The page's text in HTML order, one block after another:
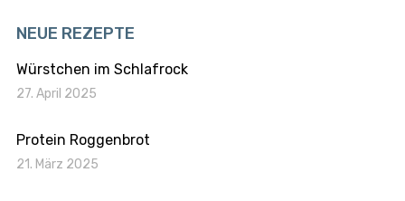
NEUE REZEPTE
Würstchen im Schlafrock
27. April 2025
Protein Roggenbrot
21. März 2025